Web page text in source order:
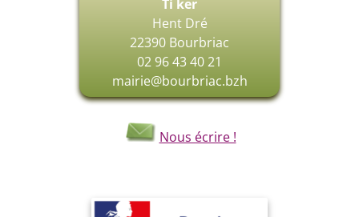
Ti ker
Hent Dré
22390 Bourbriac
02 96 43 40 21
mairie@bourbriac.bzh
Nous écrire !